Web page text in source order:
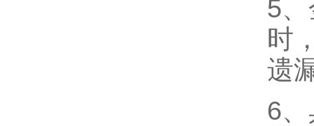
5
时
遗
6